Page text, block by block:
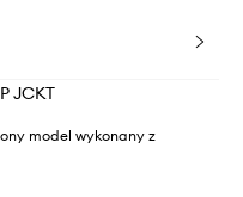
JCKT
model wykonany z